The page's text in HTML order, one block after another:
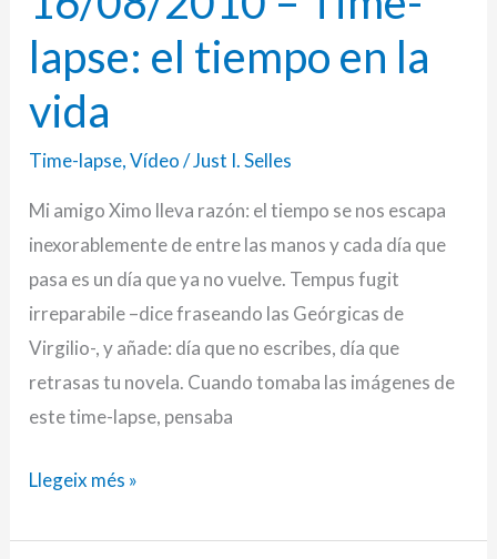
lapse: el tiempo en la
vida
Time-lapse,Vídeo/Just I. Selles
Mi amigo Ximo lleva razón: el tiempo se nos escapa
inexorablemente de entre las manos y cada día que
pasa es un día que ya no vuelve. Tempus fugit
irreparabile –dice fraseando las Geórgicas de
Virgilio-, y añade: día que no escribes, día que
retrasas tu novela. Cuando tomaba las imágenes de
este time-lapse, pensaba
–
Time-
lapse:
el
tiempo
en
la
Llegeix més »